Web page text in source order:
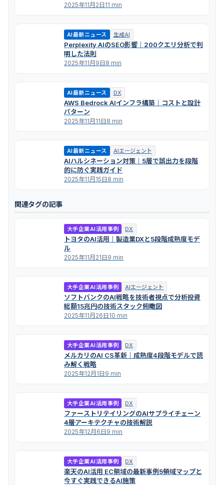
2025年11月2日11 min
AI最新ニュース 生成AI
Perplexity AIのSEO影響｜200クエリ分析で判
明した法則
2025年11月9日8 min
AI最新ニュース DX
AWS Bedrock AIインフラ構築｜コストと設計
パターン
2025年11月11日8 min
AI最新ニュース AIエージェント
AIハルシネーション対策｜5層で誤出力を段階
的に防ぐ実践ガイド
2025年11月15日8 min
関連タグの記事
大手企業AI活用事例 DX
トヨタのAI活用｜製造業DXと5段階成熟度モデ
ル
2025年11月21日9 min
大手企業AI活用事例 AIエージェント
ソフトバンクのAI戦略を技術者視点で分析――投資
総額15兆円の技術スタック俯瞰図
2025年11月26日10 min
大手企業AI活用事例 DX
メルカリのAI CS革新｜成熟度4段階モデルで読
み解く戦略
2025年12月1日9 min
大手企業AI活用事例 DX
ファーストリテイリングのAIサプライチェーン
――4層アーキテクチャの技術解説
2025年12月6日9 min
大手企業AI活用事例 DX
楽天のAI活用 EC領域の最新事例――5領域マップと
今すぐ実践できるAI施策